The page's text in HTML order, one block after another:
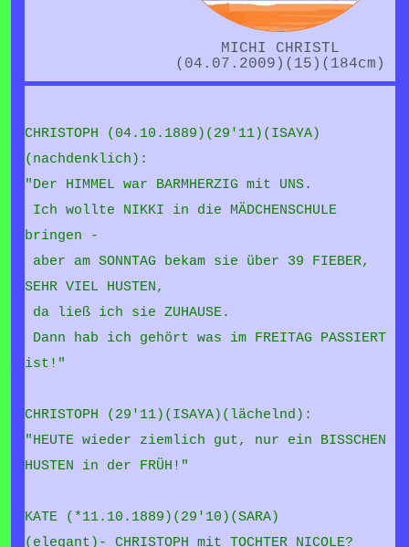
MICHI CHRISTL
(04.07.2009)(15)(184cm)
CHRISTOPH (04.10.1889)(29'11)(ISAYA)
(nachdenklich):
"Der HIMMEL war BARMHERZIG mit UNS.
Ich wollte NIKKI in die MÄDCHENSCHULE
bringen -
aber am SONNTAG bekam sie über 39 FIEBER,
SEHR VIEL HUSTEN,
da ließ ich sie ZUHAUSE.
Dann hab ich gehört was im FREITAG PASSIERT
ist!"
CHRISTOPH (29'11)(ISAYA)(lächelnd):
"HEUTE wieder ziemlich gut, nur ein BISSCHEN
HUSTEN in der FRÜH!"
KATE (*11.10.1889)(29'10)(SARA)
(elegant)- CHRISTOPH mit TOCHTER NICOLE?